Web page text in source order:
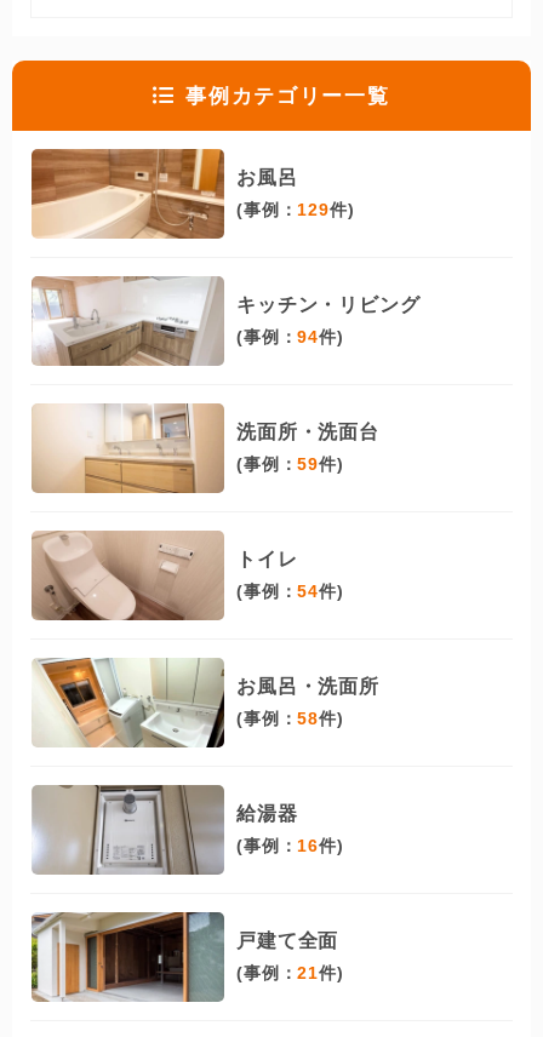
事例カテゴリー一覧
お風呂
(事例：129件)
キッチン・リビング
(事例：94件)
洗面所・洗面台
(事例：59件)
トイレ
(事例：54件)
お風呂・洗面所
(事例：58件)
給湯器
(事例：16件)
戸建て全面
(事例：21件)